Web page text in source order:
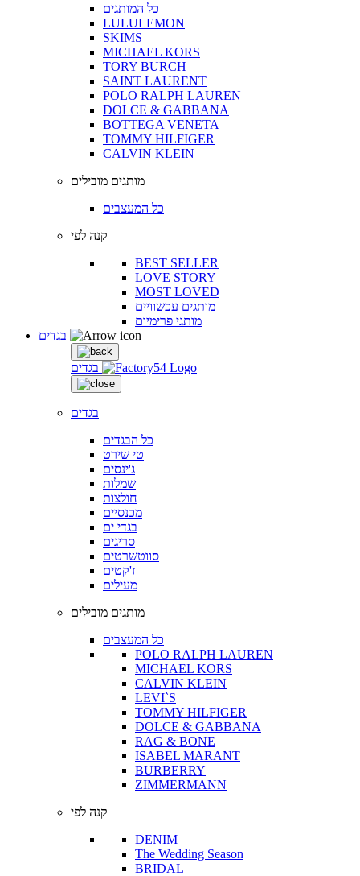
כל המותגים
LULULEMON
SKIMS
MICHAEL KORS
TORY BURCH
SAINT LAURENT
POLO RALPH LAUREN
DOLCE & GABBANA
BOTTEGA VENETA
TOMMY HILFIGER
CALVIN KLEIN
מותגים מובילים
כל המעצבים
קנה לפי
BEST SELLER
LOVE STORY
MOST LOVED
מותגים עכשוויים
מותגי פרימיום
בגדים
בגדים
כל הבגדים
טי שירט
ג'ינסים
שמלות
חולצות
מכנסיים
בגדי ים
סריגים
סווטשרטים
ז'קטים
מעילים
מותגים מובילים
כל המעצבים
POLO RALPH LAUREN
MICHAEL KORS
CALVIN KLEIN
LEVI`S
TOMMY HILFIGER
DOLCE & GABBANA
RAG & BONE
ISABEL MARANT
BURBERRY
ZIMMERMANN
קנה לפי
DENIM
The Wedding Season
BRIDAL